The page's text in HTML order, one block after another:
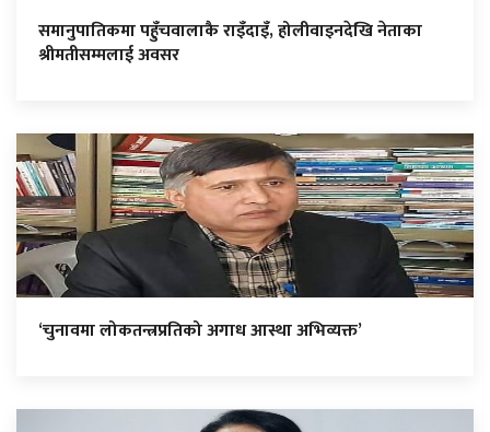
समानुपातिकमा पहुँचवालाकै राइँदाइँ, होलीवाइनदेखि नेताका
श्रीमतीसम्मलाई अवसर
‘चुनावमा लोकतन्त्रप्रतिको अगाध आस्था अभिव्यक्त’